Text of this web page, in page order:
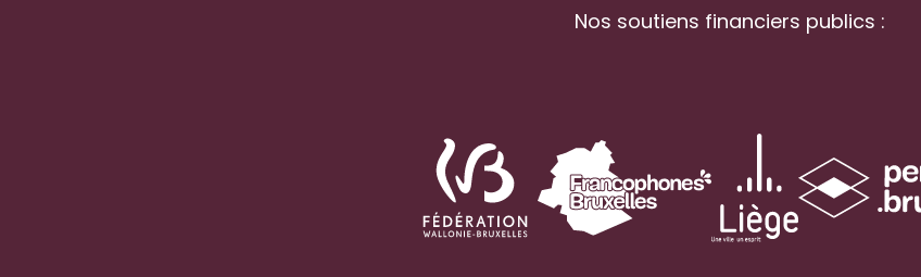
Nos soutiens financiers publics :